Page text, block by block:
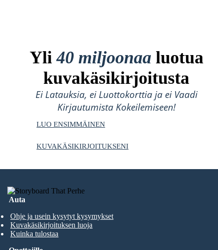
Yli40 miljoonaa luotua
kuvakäsikirjoitusta
Ei Latauksia, ei Luottokorttia ja ei Vaadi
Kirjautumista Kokeilemiseen!
LUO ENSIMMÄINEN
KUVAKÄSIKIRJOITUKSENI
Auta
Ohje ja usein kysytyt kysymykset
Kuvakäsikirjoituksen luoja
Kuinka tulostaa